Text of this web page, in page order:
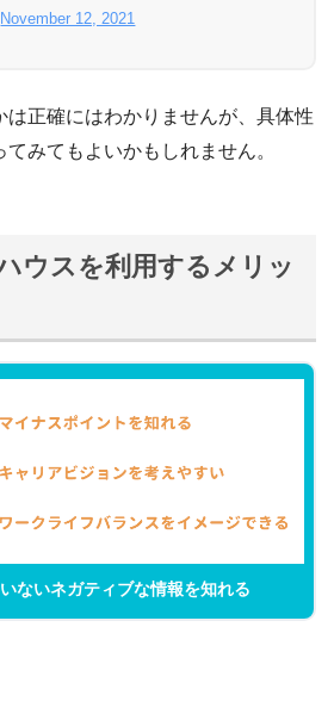
November 12, 2021
は正確にはわかりませんが、具体性
みてもよいかもしれません。
ウスを利用するメリッ
ないネガティブな情報を知れる